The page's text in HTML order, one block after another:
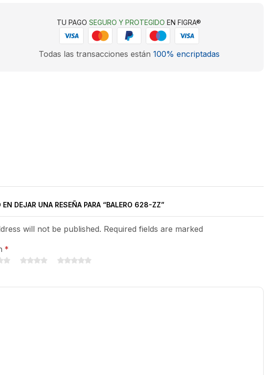
TU PAGOSEGURO Y PROTEGIDO EN FIGRA®
Todas las transacciones están 100% encriptadas
EN DEJAR UNA RESEÑA PARA “BALERO 628-ZZ”
will not be published. Required fields are marked
*